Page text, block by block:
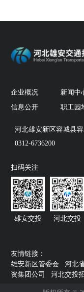
企业概况 新闻中
信息公开
职工园
河北雄安新区容城县
0312-6736200
扫码关注
雄安交投 河北交投
友情链接：
雄安新区管委会
河北
资集团公司
河北交投